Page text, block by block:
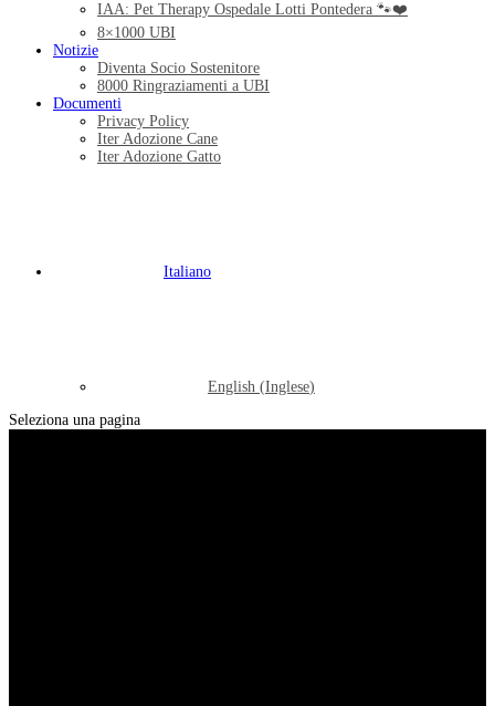
IAA: Pet Therapy Ospedale Lotti Pontedera 🐾❤️
8×1000 UBI
Notizie
Diventa Socio Sostenitore
8000 Ringraziamenti a UBI
Documenti
Privacy Policy
Iter Adozione Cane
Iter Adozione Gatto
Italiano
English (Inglese)
Seleziona una pagina